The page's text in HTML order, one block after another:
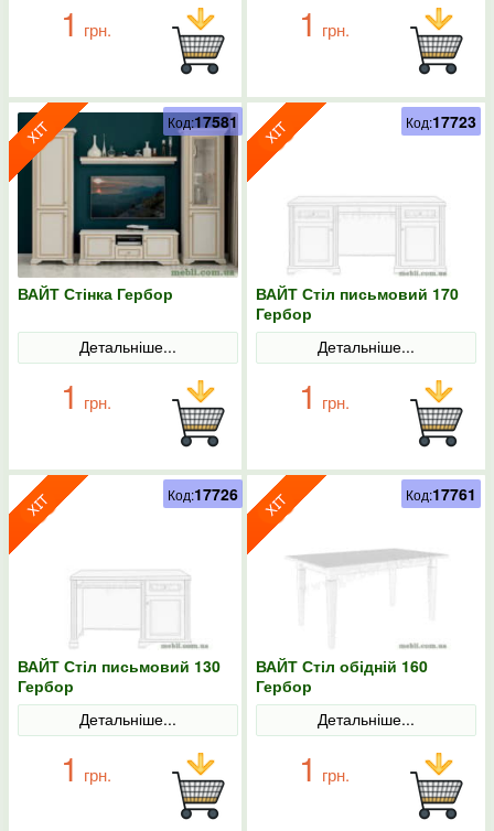
1 грн. 1 грн.
ВАЙТ Стінка Гербор
Детальніше...
1 грн.
Код:17581
ВАЙТ Стіл письмовий 170
Гербор
Детальніше...
1 грн.
Код:17723
ВАЙТ Стіл письмовий 130
Гербор
Детальніше...
1 грн.
Код:17726
ВАЙТ Стіл обідній 160
Гербор
Детальніше...
1 грн.
Код:17761